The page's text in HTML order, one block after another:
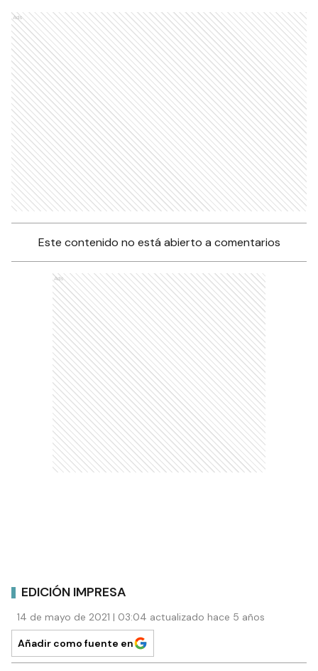
Ads
Este contenido no está abierto a comentarios
Ads
EDICIÓN IMPRESA
14 de mayo de 2021 | 03:04 actualizado hace 5 años
Añadir como fuente en